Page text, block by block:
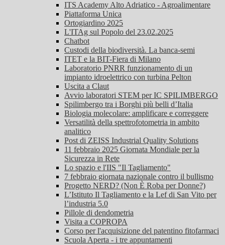
ITS Academy Alto Adriatico - Agroalimentare
Piattaforma Unica
Ortogiardino 2025
L'ITAg sul Popolo del 23.02.2025
Chatbot
Custodi della biodiversità. La banca-semi
ITET e la BIT-Fiera di Milano
Laboratorio PNRR funzionamento di un
impianto idroelettrico con turbina Pelton
Uscita a Claut
Avvio laboratori STEM per IC SPILIMBERGO
Spilimbergo tra i Borghi più belli d’Italia
Biologia molecolare: amplificare e correggere
Versatilità della spettrofotometria in ambito
analitico
Post di ZEISS Industrial Quality Solutions
11 febbraio 2025 Giornata Mondiale per la
Sicurezza in Rete
Lo spazio e l'IIS "Il Tagliamento"
7 febbraio giornata nazionale contro il bullismo
Progetto NERD? (Non È Roba per Donne?)
L’Istituto Il Tagliamento e la Lef di San Vito per
l’industria 5.0
Pillole di dendometria
Visita a COPROPA
Corso per l'acquisizione del patentino fitofarmaci
Scuola Aperta - i tre appuntamenti